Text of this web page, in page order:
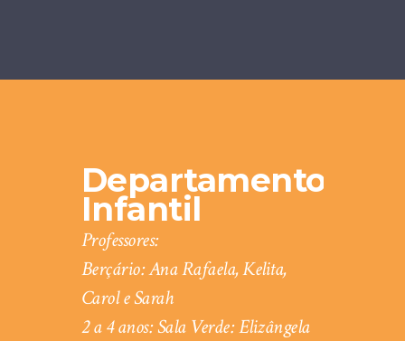
Departamento
Infantil
Professores:
Berçário: Ana Rafaela, Kelita,
Carol e Sarah
2 a 4 anos: Sala Verde: Elizângela